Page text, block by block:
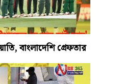
বাংলাদেশি গ্রেফতার